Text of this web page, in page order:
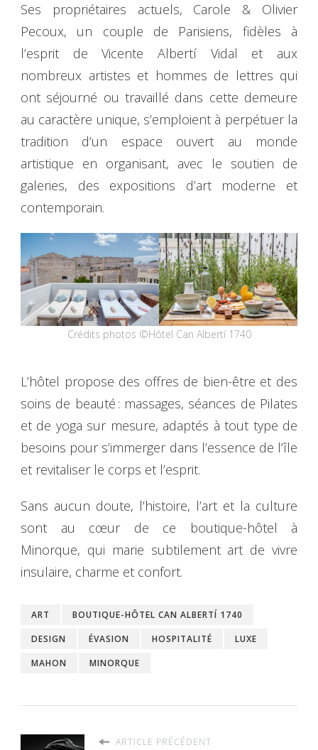
Ses propriétaires actuels, Carole & Olivier
Pecoux, un couple de Parisiens, fidèles à
l’esprit de Vicente Albertí Vidal et aux
nombreux artistes et hommes de lettres qui
ont séjourné ou travaillé dans cette demeure
au caractère unique, s’emploient à perpétuer la
tradition d’un espace ouvert au monde
artistique en organisant, avec le soutien de
galeries, des expositions d’art moderne et
contemporain.
Crédits photos ©Hôtel Can Albertí 1740
L’hôtel propose des offres de bien-être et des
soins de beauté : massages, séances de Pilates
et de yoga sur mesure, adaptés à tout type de
besoins pour s’immerger dans l’essence de l’île
et revitaliser le corps et l’esprit.
Sans aucun doute, l’histoire, l’art et la culture
sont au cœur de ce boutique-hôtel à
Minorque, qui marie subtilement art de vivre
insulaire, charme et confort.
ART
BOUTIQUE-HÔTEL CAN ALBERTÍ 1740
DESIGN
ÉVASION HOSPITALITÉ
LUXE
MAHON
MINORQUE
ARTICLE PRÉCÉDENT